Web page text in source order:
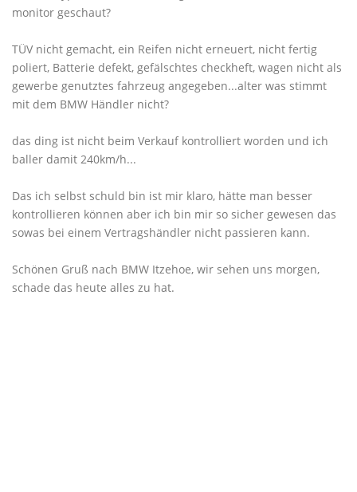
monitor geschaut?
TÜV nicht gemacht, ein Reifen nicht erneuert, nicht fertig
poliert, Batterie defekt, gefälschtes checkheft, wagen nicht als
gewerbe genutztes fahrzeug angegeben...alter was stimmt
mit dem BMW Händler nicht?
das ding ist nicht beim Verkauf kontrolliert worden und ich
baller damit 240km/h...
Das ich selbst schuld bin ist mir klaro, hätte man besser
kontrollieren können aber ich bin mir so sicher gewesen das
sowas bei einem Vertragshändler nicht passieren kann.
Schönen Gruß nach BMW Itzehoe, wir sehen uns morgen,
schade das heute alles zu hat.